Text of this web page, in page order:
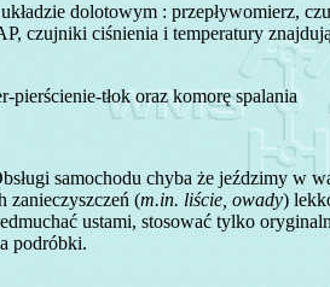
dolotowym : przepływomierz,
czujniki ciśnienia i temperatury
pierścienie-tłok oraz komorę spalania
samochodu chyba że jeździmy w
zanieczyszczeń (m.in. liście, owady)
ustami, stosować tylko
podróbki.